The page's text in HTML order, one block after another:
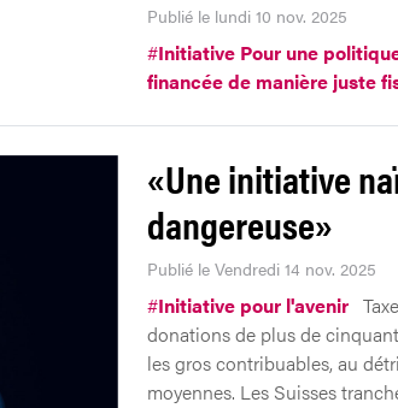
Publié le lundi 10 nov. 2025
#Initiative Pour une
financée de manière juste
«Une initiative
dangereuse»
Publié le Vendredi 14 nov. 2025
#Initiative pour l'avenir
donations de plus de
les gros contribuables, au
moyennes. Les Suisses